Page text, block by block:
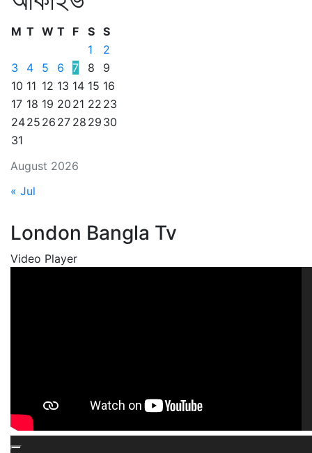
August 2026
M T W T F S S
1
2
3
4 5 6 7 8
9
10 11 12 13 14 15 16
17 18 19 20 21 22 23
2425 26 27 28 29 30
31
« Jul
London Bangla Tv
Video Player